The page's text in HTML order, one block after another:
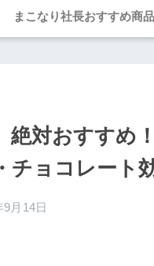
まこなり社長おすすめ商品
絶対おすすめ
チョコレート
9月14日